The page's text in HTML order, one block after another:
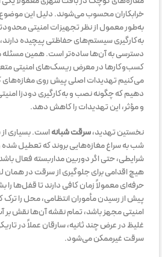
خرابکاران محسوب می‌شوند. دلیل این
به‌طور معمول از نظر تجهیزات امنیتی
به‌کارگیری سیستم‌های حفاظتی پیچیده دارند،
دسترسی به آن‌ها ساده‌تر است. همین
کسب‌وکارها در معرض ریسک‌های امنیتی
می‌کنیم تهدیدات اصلی پیش روی مغازه‌های
دهیم که چگونه نصب و به‌کارگیری دودزا
و مؤثر، این تهدیدات را کاهش دهد.
نخستین تهدید،سرقت شبانهاست. بسیاری
شب به سراغ مغازه‌هایی بروند که تعطیل
شرایطی، حتی اگر دوربین مداربسته فعال
هیچ اقدامی برای جلوگیری از سرقت در همان
حرفه‌ای معمولاً زمان کافی دارند تا قفل‌ها را
پیش از رسیدن مأموران انتظامی، محل را ترک
امنیتی مجهز باشد، تمام نقشه آن‌ها نقش
غلیظ در عرض چند ثانیه، سارقان عملاً در
سرقت غیرممکن می‌شود.